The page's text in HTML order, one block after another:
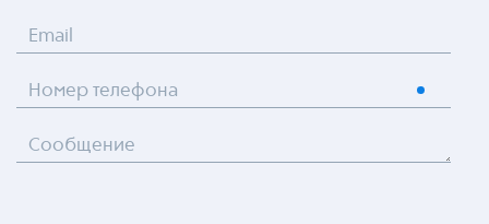
Email
Номер телефона
Сообщение